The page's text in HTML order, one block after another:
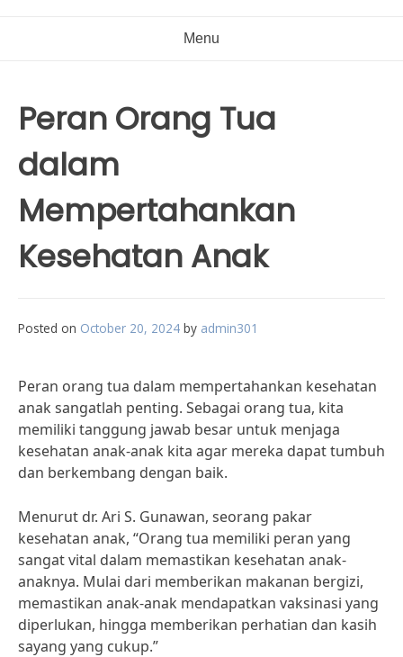
Menu
Peran Orang Tua
dalam
Mempertahankan
Kesehatan Anak
Posted on October 20, 2024 by admin301
Peran orang tua dalam mempertahankan kesehatan
anak sangatlah penting. Sebagai orang tua, kita
memiliki tanggung jawab besar untuk menjaga
kesehatan anak-anak kita agar mereka dapat tumbuh
dan berkembang dengan baik.
Menurut dr. Ari S. Gunawan, seorang pakar
kesehatan anak, “Orang tua memiliki peran yang
sangat vital dalam memastikan kesehatan anak-
anaknya. Mulai dari memberikan makanan bergizi,
memastikan anak-anak mendapatkan vaksinasi yang
diperlukan, hingga memberikan perhatian dan kasih
sayang yang cukup.”